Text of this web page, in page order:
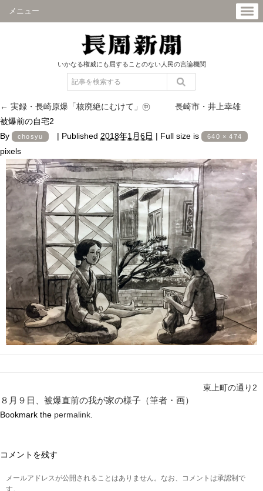
メニュー
いかなる権威にも屈することのない人民の言論機関
← 実録・長崎原爆「核廃絶にむけて」㊥ 長崎市・井上幸雄
被爆前の自宅2
By
chosyu | Published 2018年1月6日 | Full size is 640 × 474
pixels
東上町の通り2
８月９日、被爆直前の我が家の様子（筆者・画）
Bookmark the permalink
コメントを残す
メールアドレスが公開されることはありません。なお、コメントは承認制で
す。